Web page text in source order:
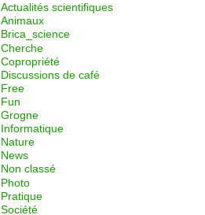
Actualités scientifiques
Animaux
Brica_science
Cherche
Copropriété
Discussions de café
Free
Fun
Grogne
Informatique
Nature
News
Non classé
Photo
Pratique
Société